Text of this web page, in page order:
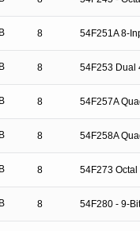
8 54F251A 8-
8 54F253 Dual
8 54F257A
8 54F258A
8 54F273
8 54F280 - 9-